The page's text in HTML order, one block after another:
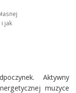
jak
Aktywny
muzyce